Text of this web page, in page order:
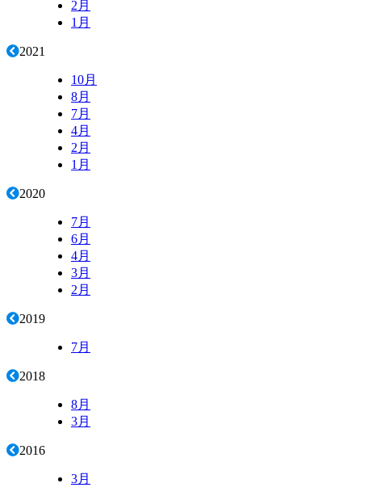
2月
1月
2021
10月
8月
7月
4月
2月
1月
2020
7月
6月
4月
3月
2月
2019
7月
2018
8月
3月
2016
3月